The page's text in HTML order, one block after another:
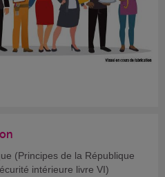
(Principes de la République
intérieure livre VI)